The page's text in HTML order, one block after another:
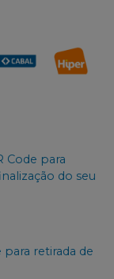
Code para
do seu
retirada de